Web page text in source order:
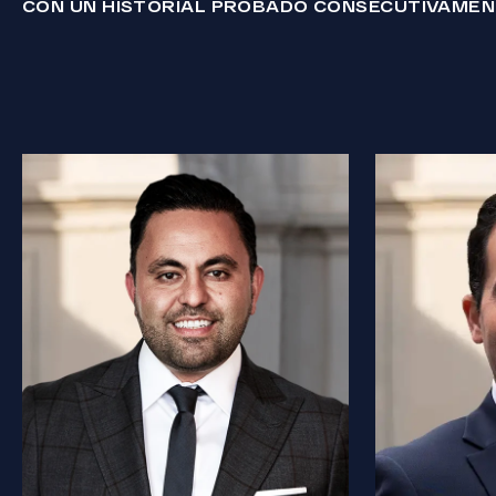
CON UN HISTORIAL PROBADO